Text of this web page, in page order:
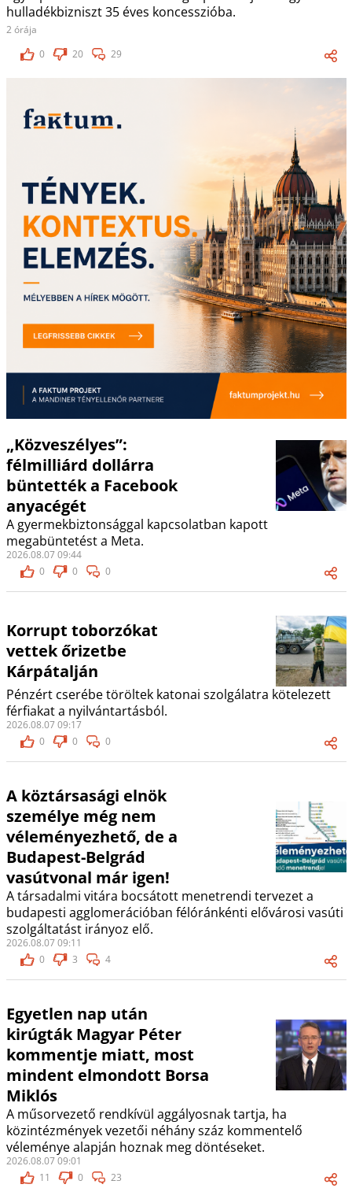
hulladékbizniszt 35 éves koncesszióba.
2 órája
0
20 29
„Közveszélyes”:
félmilliárd dollárra
büntették a Facebook
anyacégét
A gyermekbiztonsággal kapcsolatban kapott
megabüntetést a Meta.
2026.08.07 09:44
0
0 0
Korrupt toborzókat
vettek őrizetbe
Kárpátalján
Pénzért cserébe töröltek katonai szolgálatra kötelezett
férfiakat a nyilvántartásból.
2026.08.07 09:17
0
0 0
A köztársasági elnök
személye még nem
véleményezhető, de a
Budapest-Belgrád
vasútvonal már igen!
A társadalmi vitára bocsátott menetrendi tervezet a
budapesti agglomerációban félóránkénti elővárosi vasúti
szolgáltatást irányoz elő.
2026.08.07 09:11
0
3 4
Egyetlen nap után
kirúgták Magyar Péter
kommentje miatt, most
mindent elmondott Borsa
Miklós
A műsorvezető rendkívül aggályosnak tartja, ha
közintézmények vezetői néhány száz kommentelő
véleménye alapján hoznak meg döntéseket.
2026.08.07 09:01
11
0 23